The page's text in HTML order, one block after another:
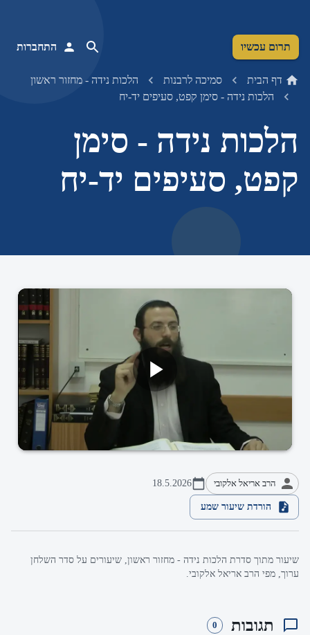
תרום עכשיו התחברות
דף הבית סמיכה לרבנות
הלכות נידה - מחזור ראשון
הלכות נידה - סימן קפט, סעיפים יד-יח
הלכות נידה - סימן
קפט, סעיפים יד-יח
הרב אריאל אלקובי 18.5.2026
הורדת שיעור שמע
שיעור מתוך סדרת הלכות נידה - מחזור ראשון, שיעורים על סדר השלחן
ערוך, מפי הרב אריאל אלקובי.
תגובות 0